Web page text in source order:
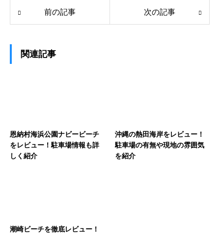
前の記事 次の記事
関連記事
恩納村海浜公園ナビービーチ
をレビュー！駐車場情報も詳
しく紹介
沖縄の熱田海岸をレビュー！
駐車場の有無や現地の雰囲気
を紹介
潮崎ビーチを徹底レビュー！